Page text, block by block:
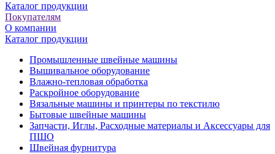
Каталог продукции
Покупателям
О компании
Каталог продукции
Промышленные швейные машины
Вышивальное оборудование
Влажно-тепловая обработка
Раскройное оборудование
Вязальные машины и принтеры по текстилю
Бытовые швейные машины
Запчасти, Иглы, Расходные материалы и Аксессуары для
ПШО
Швейная фурнитура